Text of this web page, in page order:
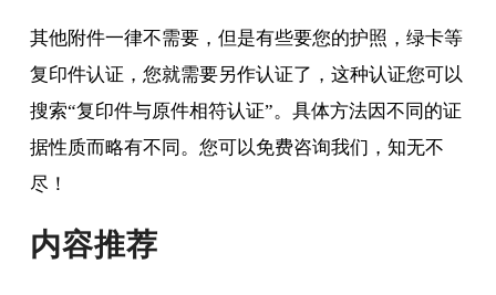
其他附件一律不需要，但是有些要您的护照，绿卡等
复印件认证，您就需要另作认证了，这种认证您可以
搜索“复印件与原件相符认证”。具体方法因不同的证
据性质而略有不同。您可以免费咨询我们，知无不
尽！
内容推荐